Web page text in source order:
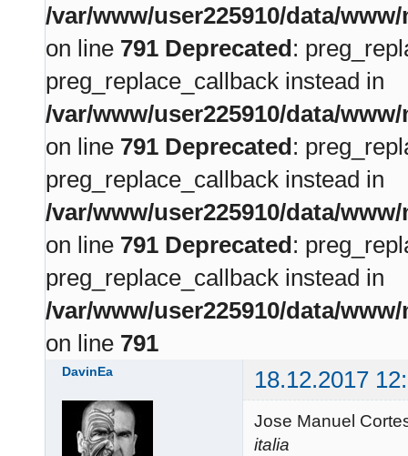
/var/www/user225910/data/
on line 791 Deprecated:
preg_replace_callback instead in
/var/www/user225910/data/
on line 791 Deprecated:
preg_replace_callback instead in
/var/www/user225910/data/
on line 791 Deprecated:
preg_replace_callback instead in
/var/www/user225910/data/
on line 791
DavinEa 18.12.2017
Jose Manuel
italia